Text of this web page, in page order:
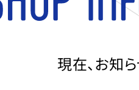
現在、お知